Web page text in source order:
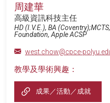
周建華
高級資訊科技主任
HD (I.V.E.), BA
Foundation, Apple ACSP
west.chow@cpce-
教學及學術興趣：
成果／活動／成就